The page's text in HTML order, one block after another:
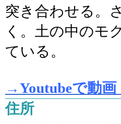
突き合わせる。
く。土の中のモ
ている。
→Youtubeで動
住所